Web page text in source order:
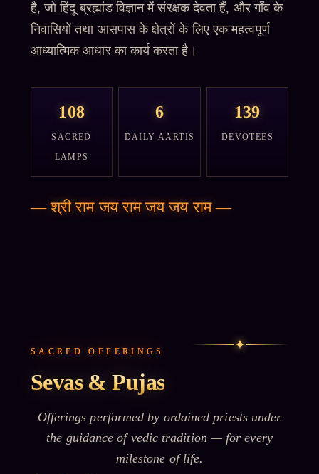
है, जो हिंदू ब्रह्मांड विज्ञान में संरक्षक देवता हैं, और गाँव के
निवासियों तथा आसपास के क्षेत्रों के लिए एक महत्वपूर्ण
आध्यात्मिक आधार का कार्य करता है।
108
SACRED
LAMPS
6
DAILY AARTIS
139
DEVOTEES
—श्री राम जय राम जय जय राम—
SACRED OFFERINGS ✦
Sevas & Pujas
Offerings performed by ordained priests under
the guidance of vedic tradition — for every
milestone of life.